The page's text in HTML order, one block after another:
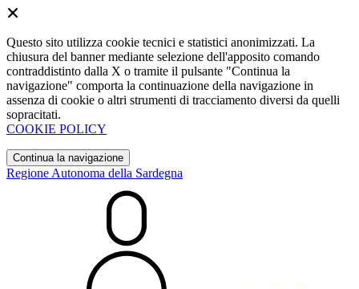
Questo sito utilizza cookie tecnici e statistici anonimizzati. La
chiusura del banner mediante selezione dell'apposito comando
contraddistinto dalla X o tramite il pulsante "Continua la
navigazione" comporta la continuazione della navigazione in
assenza di cookie o altri strumenti di tracciamento diversi da quelli
sopracitati.
COOKIE POLICY
Continua la navigazione
Regione Autonoma della Sardegna